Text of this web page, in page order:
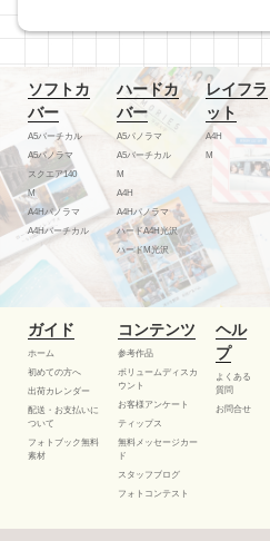
ソフトカ
バー
A5バーチカル
A5パノラマ
スクエア140
M
A4Hパノラマ
A4Hバーチカル
ハードカ
バー
A5パノラマ
A5バーチカル
M
A4H
A4Hパノラマ
ハードA4H光沢
ハードM光沢
レイフラ
ット
A4H
M
ガイド
ホーム
初めての方へ
出荷カレンダー
配送・お支払いに
ついて
フォトブック無料
素材
コンテンツ
参考作品
ボリュームディスカ
ウント
お客様アンケート
ティップス
無料メッセージカー
ド
スタッフブログ
フォトコンテスト
ヘル
プ
よくある
質問
お問合せ